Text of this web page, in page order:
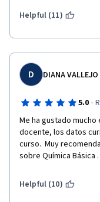
Helpful (11)
D DIANA
5.0 ·
Me ha gustado
docente, los datos
curso.  Muy
sobre Química Básica .
Helpful (10)